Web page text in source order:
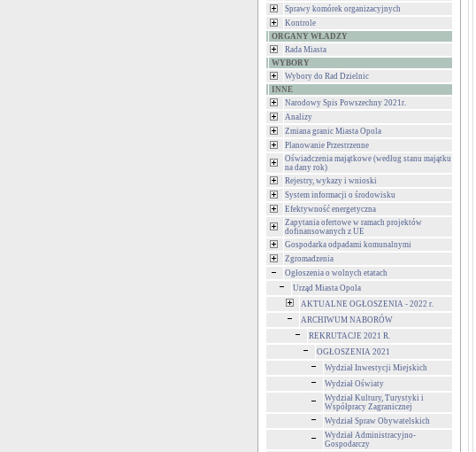
Sprawy komórek organizacyjnych
Kontrole
ORGANY WŁADZY
Rada Miasta
WYBORY
Wybory do Rad Dzielnic
INNE
Narodowy Spis Powszechny 2021r.
Analizy
Zmiana granic Miasta Opola
Planowanie Przestrzenne
Oświadczenia majątkowe (według stanu majątku
na dany rok)
Rejestry, wykazy i wnioski
System informacji o środowisku
Efektywność energetyczna
Zapytania ofertowe w ramach projektów
dofinansowanych z UE
Gospodarka odpadami komunalnymi
Zgromadzenia
Ogłoszenia o wolnych etatach
Urząd Miasta Opola
AKTUALNE OGŁOSZENIA - 2022 r.
ARCHIWUM NABORÓW
REKRUTACJE 2021 R.
OGŁOSZENIA 2021
Wydział Inwestycji Miejskich
Wydział Oświaty
Wydział Kultury, Turystyki i
Współpracy Zagranicznej
Wydział Spraw Obywatelskich
Wydział Administracyjno-
Gospodarczy